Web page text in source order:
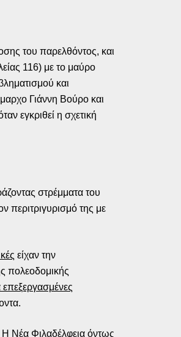
του παρελθόντος, και
116) με το μαύρο
και
Γιάννη Βούρο και
εγκριθεί η σχετική
στρέμματα του
περιτριγυρισμό της με
είχαν την
πολεοδομικής
επεξεργασμένες
Νέα Φιλαδέλφεια όντως